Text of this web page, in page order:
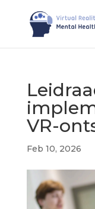
VR-
Feb 10, 2026